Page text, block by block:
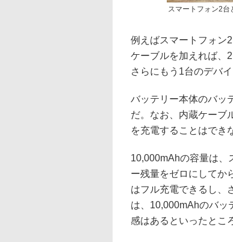
スマートフォン2台
例えばスマートフォン
ケーブルを加えれば、
さらにもう1台のデバ
バッテリー本体のバッ
だ。なお、内蔵ケーブ
を充電することはでき
10,000mAhの容量は、
ー残量をゼロにしてか
はフル充電できるし、
は、10,000mAhのバッ
感はあるといったとこ